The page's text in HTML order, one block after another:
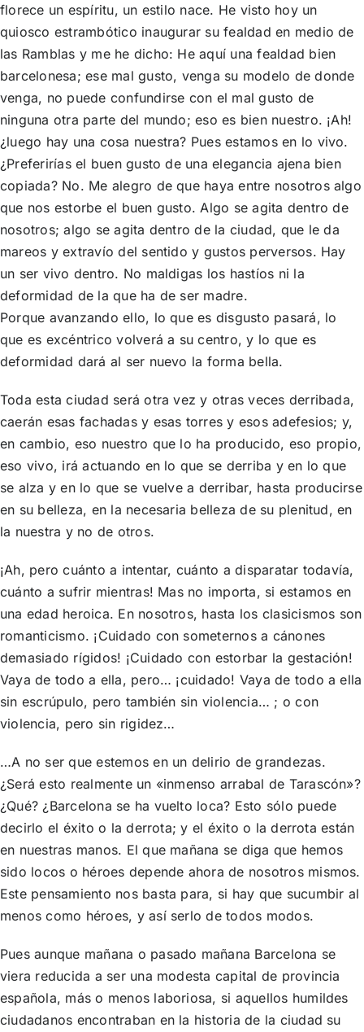
florece un espíritu, un estilo nace. He visto hoy un
quiosco estrambótico inaugurar su fealdad en medio de
las Ramblas y me he dicho: He aquí una fealdad bien
barcelonesa; ese mal gusto, venga su modelo de donde
venga, no puede confundirse con el mal gusto de
ninguna otra parte del mundo; eso es bien nuestro. ¡Ah!
¿luego hay una cosa nuestra? Pues estamos en lo vivo.
¿Preferirías el buen gusto de una elegancia ajena bien
copiada? No. Me alegro de que haya entre nosotros algo
que nos estorbe el buen gusto. Algo se agita dentro de
nosotros; algo se agita dentro de la ciudad, que le da
mareos y extravío del sentido y gustos perversos. Hay
un ser vivo dentro. No maldigas los hastíos ni la
deformidad de la que ha de ser madre.
Porque avanzando ello, lo que es disgusto pasará, lo
que es excéntrico volverá a su centro, y lo que es
deformidad dará al ser nuevo la forma bella.
Toda esta ciudad será otra vez y otras veces derribada,
caerán esas fachadas y esas torres y esos adefesios; y,
en cambio, eso nuestro que lo ha producido, eso propio,
eso vivo, irá actuando en lo que se derriba y en lo que
se alza y en lo que se vuelve a derribar, hasta producirse
en su belleza, en la necesaria belleza de su plenitud, en
la nuestra y no de otros.
¡Ah, pero cuánto a intentar, cuánto a disparatar todavía,
cuánto a sufrir mientras! Mas no importa, si estamos en
una edad heroica. En nosotros, hasta los clasicismos son
romanticismo. ¡Cuidado con someternos a cánones
demasiado rígidos! ¡Cuidado con estorbar la gestación!
Vaya de todo a ella, pero… ¡cuidado! Vaya de todo a ella
sin escrúpulo, pero también sin violencia… ; o con
violencia, pero sin rigidez…
…A no ser que estemos en un delirio de grandezas.
¿Será esto realmente un «inmenso arrabal de Tarascón»?
¿Qué? ¿Barcelona se ha vuelto loca? Esto sólo puede
decirlo el éxito o la derrota; y el éxito o la derrota están
en nuestras manos. El que mañana se diga que hemos
sido locos o héroes depende ahora de nosotros mismos.
Este pensamiento nos basta para, si hay que sucumbir al
menos como héroes, y así serlo de todos modos.
Pues aunque mañana o pasado mañana Barcelona se
viera reducida a ser una modesta capital de provincia
española, más o menos laboriosa, si aquellos humildes
ciudadanos encontraban en la historia de la ciudad su